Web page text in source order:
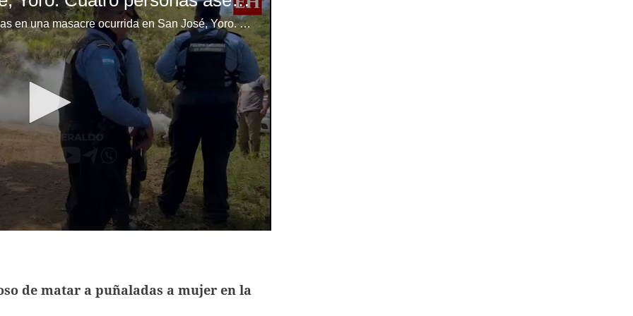
Cuatro personas fueron asesinadas en una masacre ocurrida en San José, Yoro. Las autoridades han iniciado investigaciones para esclarecer el móvil del crimen y dar con los responsables de este hecho violento que ha conmocionado a la comunidad.
de matar a puñaladas a mujer en la